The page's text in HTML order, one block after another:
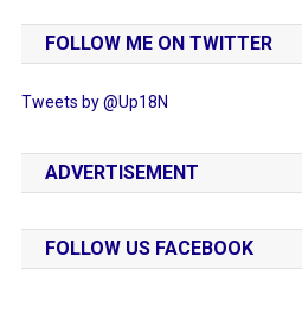
FOLLOW ME ON TWITTER
Tweets by @Up18N
ADVERTISEMENT
FOLLOW US FACEBOOK